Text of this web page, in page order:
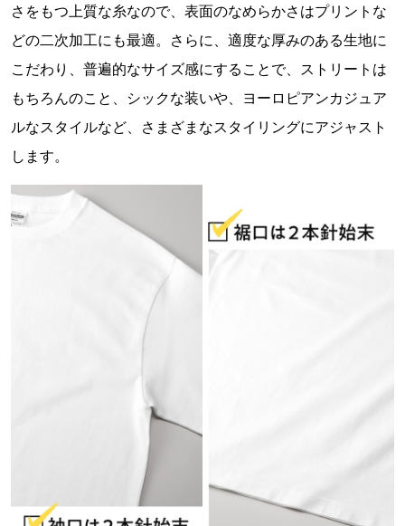
さをもつ上質な糸なので、表面のなめらかさはプリントな
どの二次加工にも最適。さらに、適度な厚みのある生地に
こだわり、普遍的なサイズ感にすることで、ストリートは
もちろんのこと、シックな装いや、ヨーロピアンカジュア
ルなスタイルなど、さまざまなスタイリングにアジャスト
します。